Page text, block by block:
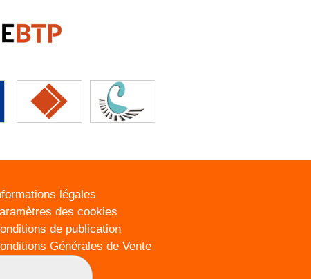
légales
des cookies
de publication
Générales de Vente